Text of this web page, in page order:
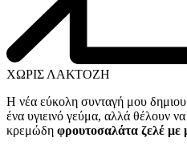
ΧΩΡΙΣ ΛΑΚΤΟΖΗ
Η νέα εύκολη συνταγή μου
ένα υγιεινό γεύμα, αλλά θέλουν
κρεμώδη φρουτοσαλάτα ζελέ